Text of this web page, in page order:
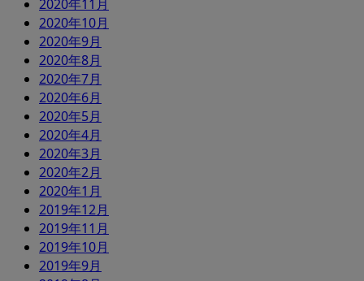
2020年11月
2020年10月
2020年9月
2020年8月
2020年7月
2020年6月
2020年5月
2020年4月
2020年3月
2020年2月
2020年1月
2019年12月
2019年11月
2019年10月
2019年9月